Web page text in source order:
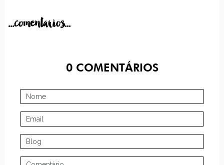
...comentarios...
0COMENTÁRIOS